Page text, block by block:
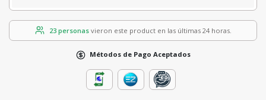
23 personasvieron este product en las últimas 24 horas.
Métodos de Pago Aceptados